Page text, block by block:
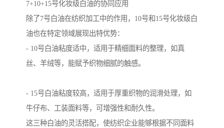
7+10+15号化妆级白油的协同应用
除了7号白油在纺织加工中的作用，10号和15号化妆级白
油也在特定领域展现出特优势：
- 10号白油粘度适中，适用于精细面料的整理，如真
丝、羊绒等，能赋予织物细腻的触感。
- 15号白油粘度较高，适用于厚重织物的润滑处理，如
牛仔布、工装面料等，可增强性和耐久性。
这三种白油的灵活搭配，使纺织企业能够根据不同面料